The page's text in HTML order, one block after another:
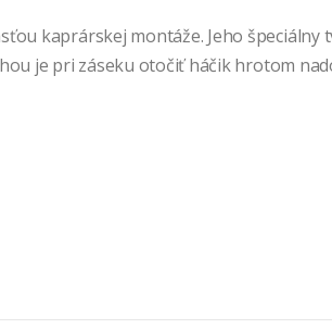
kaprárskej montáže. Jeho špeciálny
je pri záseku otočiť háčik hrotom